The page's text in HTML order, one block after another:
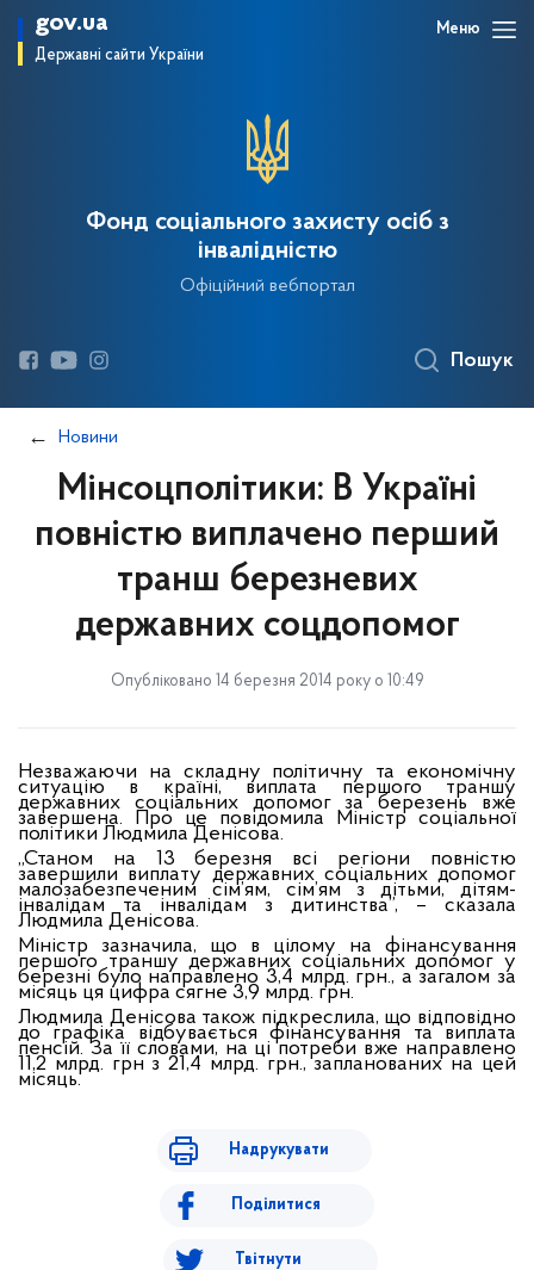
gov.ua
Державні сайти України
Меню
Фонд соціального захисту осіб з
інвалідністю
Офіційний вебпортал
Пошук
Новини
Мінсоцполітики: В Україні
повністю виплачено перший
транш березневих
державних соцдопомог
Опубліковано 14 березня 2014 року о 10:49
Незважаючи на складну політичну та економічну
ситуацію в країні, виплата першого траншу
державних соціальних допомог за березень вже
завершена. Про це повідомила Міністр соціальної
політики Людмила Денісова.
„Станом на 13 березня всі регіони повністю
завершили виплату державних соціальних допомог
малозабезпеченим сім’ям, сім’ям з дітьми, дітям-
інвалідам та інвалідам з дитинства”, – сказала
Людмила Денісова.
Міністр зазначила, що в цілому на фінансування
першого траншу державних соціальних допомог у
березні було направлено 3,4 млрд. грн., а загалом за
місяць ця цифра сягне 3,9 млрд. грн.
Людмила Денісова також підкреслила, що відповідно
до графіка відбувається фінансування та виплата
пенсій. За її словами, на ці потреби вже направлено
11,2 млрд. грн з 21,4 млрд. грн., запланованих на цей
місяць.
Надрукувати
Поділитися
Твітнути